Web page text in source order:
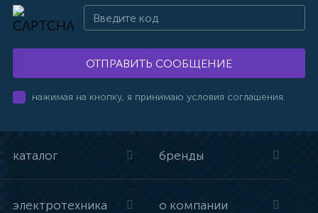
ОТПРАВИТЬ СООБЩЕНИЕ
нажимая на кнопку, я принимаю условия соглашения.
каталог бренды
электротехника о компании